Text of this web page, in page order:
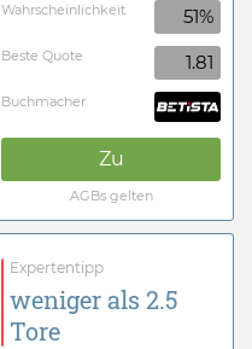
Wahrscheinlichkeit 51%
Beste Quote 1.81
Buchmacher
Zu
AGBs gelten
Expertentipp
weniger als 2.5
Tore